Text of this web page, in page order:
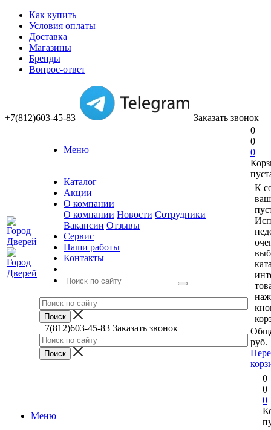
Как купить
Условия оплаты
Доставка
Магазины
Бренды
Вопрос-ответ
+7(812)603-45-83 Заказать звонок
Меню
Каталог
Акции
О компании
О компании Новости Сотрудники
Вакансии Отзывы
Сервис
Наши работы
Контакты
+7(812)603-45-83 Заказать звонок
0
0
0
К
руб.
Меню
0
0
0